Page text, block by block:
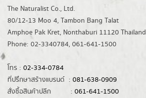
The Naturalist Co., Ltd.
80/12-13 Moo 4, Tambon Bang Talat
Amphoe Pak Kret, Nonthaburi 11120 Thailand
Phone: 02-3340784, 061-641-1500
โทร : 02-334-0784
ที่ปรึกษาสร้างแบรนด์ : 081-638-0909
สั่งซื้อสินค้าปลีก : 061-641-1500